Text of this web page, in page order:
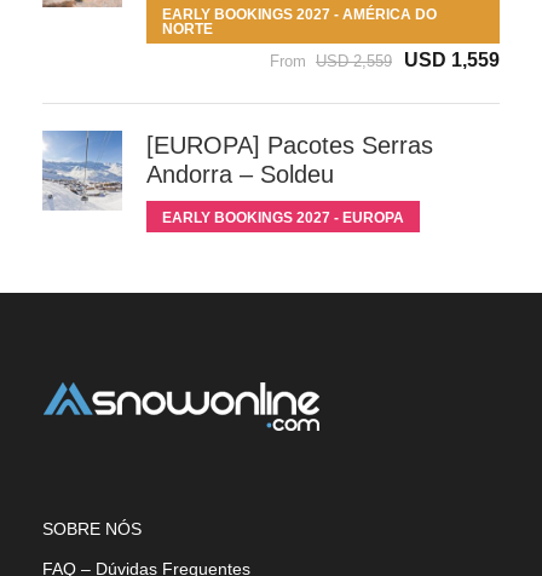
EARLY BOOKINGS 2027 - AMÉRICA DO
NORTE
From USD 2,559 USD 1,559
[EUROPA] Pacotes Serras
Andorra – Soldeu
EARLY BOOKINGS 2027 - EUROPA
SOBRE NÓS
FAQ – Dúvidas Frequentes